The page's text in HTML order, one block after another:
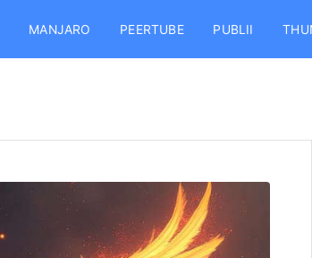
MANJARO PEERTUBE PUBLII